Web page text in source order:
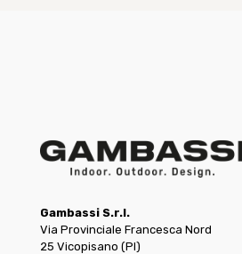
Gambassi S.r.l.
Via Provinciale Francesca Nord
25 Vicopisano (PI)